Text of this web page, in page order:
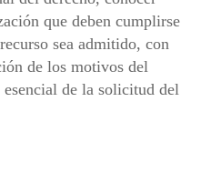
que deben cumplirse
sea admitido, con
de los motivos del
de la solicitud del